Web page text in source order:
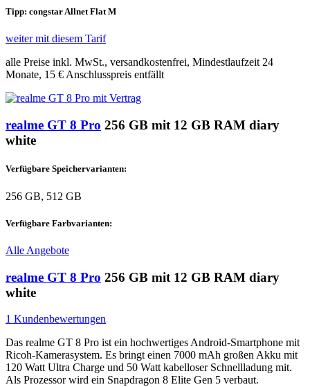
Tipp: congstar Allnet Flat M
weiter mit diesem Tarif
alle Preise inkl. MwSt., versandkostenfrei, Mindestlaufzeit 24
Monate, 15 €Anschlusspreis entfällt
realme GT 8 Pro 256 GB mit 12 GB RAM diary
white
Verfügbare Speichervarianten:
256 GB, 512 GB
Verfügbare Farbvarianten:
Alle Angebote
realme GT 8 Pro 256 GB mit 12 GB RAM diary
white
1 Kundenbewertungen
Das realme GT 8 Pro ist ein hochwertiges Android-Smartphone mit
Ricoh-Kamerasystem. Es bringt einen 7000 mAh großen Akku mit
120 Watt Ultra Charge und 50 Watt kabelloser Schnellladung mit.
Als Prozessor wird ein Snapdragon 8 Elite Gen 5 verbaut.